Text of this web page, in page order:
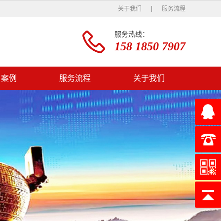
关于我们 服务流程
服务热线：
158 1850 7907
例 服务流程 关于我们